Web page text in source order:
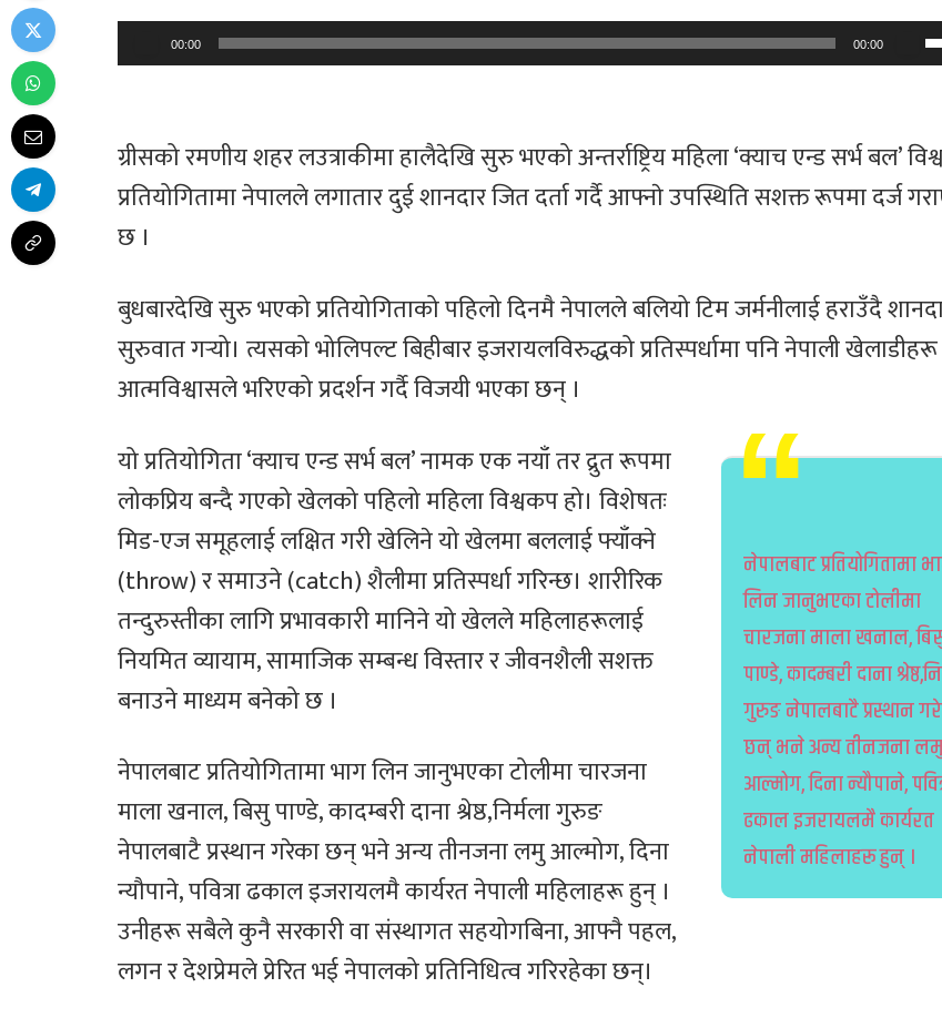
Audio
Player
00:00 00:00
ग्रीसको रमणीय शहर लउत्राकीमा हालैदेखि सुरु भएको अन्तर्राष्ट्रिय महिला ‘क्याच एन्ड सर्भ बल’
प्रतियोगितामा नेपालले लगातार दुई शानदार जित दर्ता गर्दै आफ्नाे उपस्थिति सशक्त रूपमा दर्ज
छ ।
बुधबारदेखि सुरु भएको प्रतियोगिताको पहिलो दिनमै नेपालले बलियो टिम जर्मनीलाई हराउँदै
सुरुवात गर्‍यो। त्यसको भोलिपल्ट बिहीबार इजरायलविरुद्धको प्रतिस्पर्धामा पनि नेपाली खेलाडीहरू
आत्मविश्वासले भरिएको प्रदर्शन गर्दै विजयी भएका छन् ।
नेपालबाट प्रतियोगितामा
लिन जानुभएका टोलीमा
चारजना माला खनाल,
पाण्डे, कादम्बरी दाना
गुरुङ नेपालबाटै प्रस्थान
छन् भने अन्य तीनजना
आल्मोग, दिना न्यौपाने,
ढकाल इजरायलमै कार्यरत
नेपाली महिलाहरू हुन् ।
यो प्रतियोगिता ‘क्याच एन्ड सर्भ बल’ नामक एक नयाँ तर द्रुत रूपमा
लोकप्रिय बन्दै गएको खेलको पहिलो महिला विश्वकप हो। विशेषतः
मिड-एज समूहलाई लक्षित गरी खेलिने यो खेलमा बललाई फ्याँक्ने
(throw) र समाउने (catch) शैलीमा प्रतिस्पर्धा गरिन्छ। शारीरिक
तन्दुरुस्तीका लागि प्रभावकारी मानिने यो खेलले महिलाहरूलाई
नियमित व्यायाम, सामाजिक सम्बन्ध विस्तार र जीवनशैली सशक्त
बनाउने माध्यम बनेको छ ।
नेपालबाट प्रतियोगितामा भाग लिन जानुभएका टोलीमा चारजना
माला खनाल, बिसु पाण्डे, कादम्बरी दाना श्रेष्ठ,निर्मला गुरुङ
नेपालबाटै प्रस्थान गरेका छन् भने अन्य तीनजना लमु आल्मोग, दिना
न्यौपाने, पवित्रा ढकाल इजरायलमै कार्यरत नेपाली महिलाहरू हुन् ।
उनीहरू सबैले कुनै सरकारी वा संस्थागत सहयोगबिना, आफ्नै पहल,
लगन र देशप्रेमले प्रेरित भई नेपालको प्रतिनिधित्व गरिरहेका छन्।